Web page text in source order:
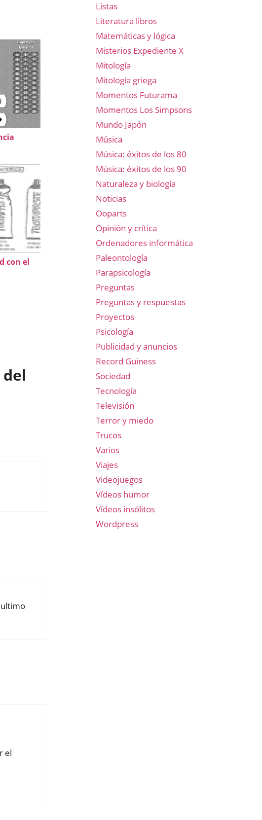
con el
el
Listas
Literatura libros
Matemáticas y lógica
Misterios Expediente X
Mitología
Mitología griega
Momentos Futurama
Momentos Los Simpsons
Mundo Japón
Música
Música: éxitos de los 80
Música: éxitos de los 90
Naturaleza y biología
Noticias
Ooparts
Opinión y crítica
Ordenadores informática
Paleontología
Parapsicología
Preguntas
Preguntas y respuestas
Proyectos
Psicología
Publicidad y anuncios
Record Guiness
Sociedad
Tecnología
Televisión
Terror y miedo
Trucos
Varios
Viajes
Videojuegos
Vídeos humor
Vídeos insólitos
Wordpress